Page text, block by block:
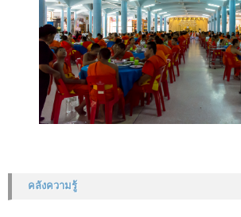
คลังความรู้